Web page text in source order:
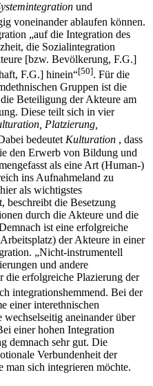
und
voneinander ablaufen können.
„auf die Integration des
die Sozialintegration
[bzw. Bevölkerung, F.G.]
F.G.] hinein“[50]. Für die
Gruppen ist die
Beteiligung der Akteure am
Diese teilt sich in vier
Platzierung,
bedeutetKulturation, dass
den Erwerb von Bildung und
als eine Art (Human-)
ins Aufnahmeland zu
als wichtigstes
beschreibt die Besetzung
durch die Akteure und die
ist eine erfolgreiche
der Akteure in einer
„Nicht-instrumentell
und andere
die erfolgreiche Plazierung der
integrationshemmend. Bei der
einer interethnischen
aneinander über
einer hohen Integration
demnach sehr gut. Die
Verbundenheit der